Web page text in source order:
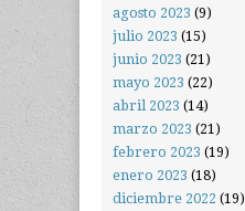
agosto 2023 (9)
julio 2023 (15)
junio 2023 (21)
mayo 2023 (22)
abril 2023 (14)
marzo 2023 (21)
febrero 2023 (19)
enero 2023 (18)
diciembre 2022 (19)